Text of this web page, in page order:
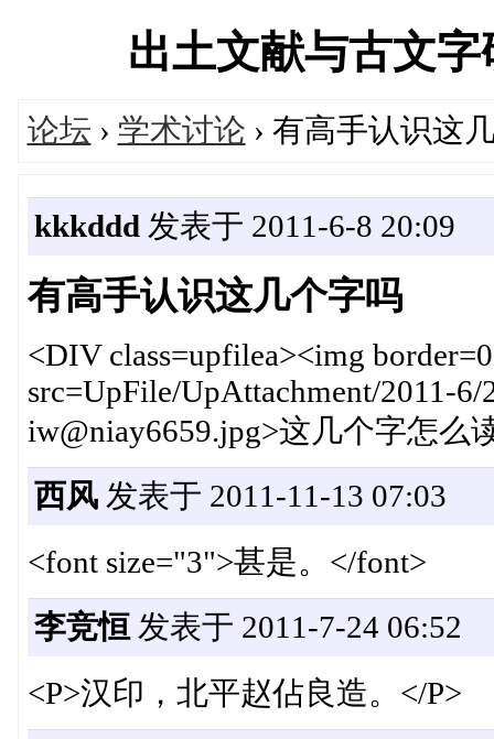
出土文献与古文
论坛 › 学术讨论 › 有高手认识这
kkkddd 发表于 2011-6-8 20:09
有高手认识这几个字吗
<DIV class=upfilea><img
src=UpFile/UpAttachment/2011-
iw@niay6659.jpg>这几个字怎么
西风发表于 2011-11-13 07:03
<font size="3">甚是。</font>
李竞恒发表于 2011-7-24 06:52
<P>汉印，北平赵佔良造。</P>